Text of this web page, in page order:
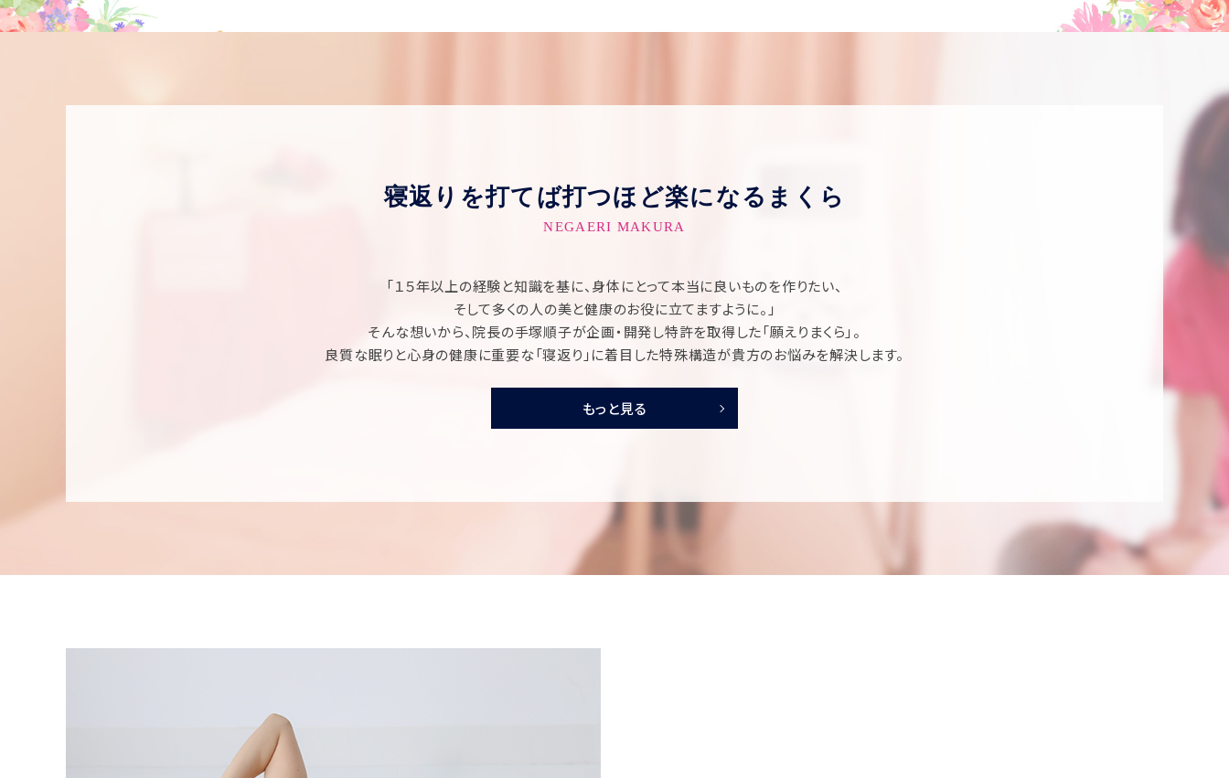
寝返りを打てば打つほど楽になる まくら
NEGAERI MAKURA
「１５年以上の経験と知識を基に、身体にとって本当に良いものを作りたい、
そして多くの人の美と健康のお役に立てますように。」
そんな想いから、院長の手塚順子が企画・開発し特許を取得した「願えりまくら」。
良質な眠りと心身の健康に重要な「寝返り」に着目した特殊構造が貴方のお悩みを解決します。
もっと見る